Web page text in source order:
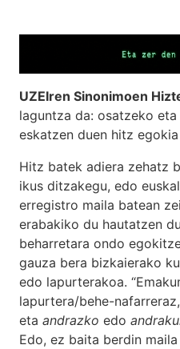
UZEIren Sinonimoen
laguntza da: osatzeko
eskatzen duen hitz
Hitz batek adiera zehatz
ikus ditzakegu, edo
erregistro maila batean
erabakiko du hautatzen
beharretara ondo
gauza bera bizkaierako
edo lapurterakoa.
lapurtera/behe-nafarreraz,
eta andrazko edo
Edo, ez baita berdin